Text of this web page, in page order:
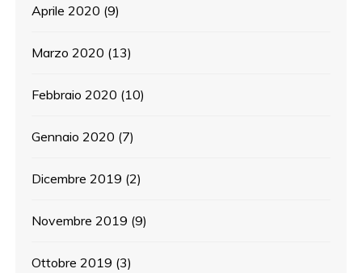
Aprile 2020 (9)
Marzo 2020 (13)
Febbraio 2020 (10)
Gennaio 2020 (7)
Dicembre 2019 (2)
Novembre 2019 (9)
Ottobre 2019 (3)